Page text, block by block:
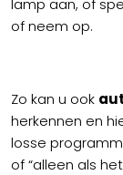
lamp aan, of
of neem op.
Zo kan u ook
herkennen en
losse
of “alleen als